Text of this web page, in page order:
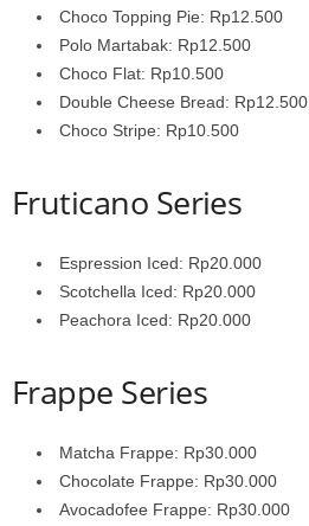
Choco Topping Pie: Rp12.500
Polo Martabak: Rp12.500
Choco Flat: Rp10.500
Double Cheese Bread: Rp12.500
Choco Stripe: Rp10.500
Fruticano Series
Espression Iced: Rp20.000
Scotchella Iced: Rp20.000
Peachora Iced: Rp20.000
Frappe Series
Matcha Frappe: Rp30.000
Chocolate Frappe: Rp30.000
Avocadofee Frappe: Rp30.000